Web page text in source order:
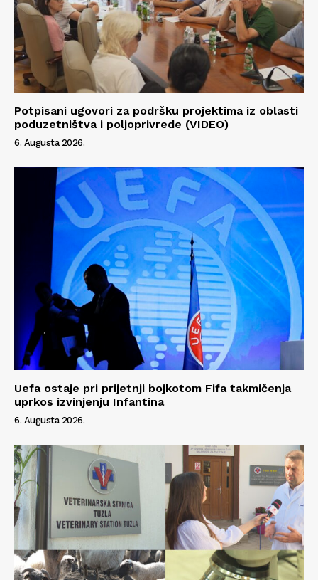
Info
O nama
Kontakt
Impressum
Potpisani ugovori za podršku projektima iz oblasti
poduzetništva i poljoprivrede (VIDEO)
6. Augusta 2026.
Uefa ostaje pri prijetnji bojkotom Fifa takmičenja
uprkos izvinjenju Infantina
6. Augusta 2026.